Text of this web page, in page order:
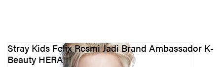
Stray Kids Felix Resmi Jadi Brand Ambassador K-
Beauty HERA